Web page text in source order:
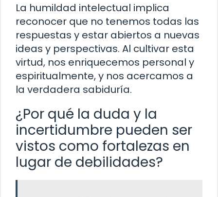
La humildad intelectual implica
reconocer que no tenemos todas las
respuestas y estar abiertos a nuevas
ideas y perspectivas. Al cultivar esta
virtud, nos enriquecemos personal y
espiritualmente, y nos acercamos a
la verdadera sabiduría.
¿Por qué la duda y la
incertidumbre pueden ser
vistos como fortalezas en
lugar de debilidades?